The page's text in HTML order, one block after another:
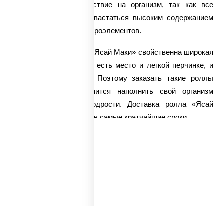
положительное воздействие на организм, так как все
ингредиенты могут похвастаться высоким содержанием
витаминов, микро- и макроэлементов.
Кроме того, для ролла «Ясай Маки» свойственна широкая
гамма вкуса, в которой есть место и легкой перчинке, и
сладости, и кислинке. Поэтому заказать такие роллы
стоит тем, кто стремится наполнить свой организм
зарядом энергии и бодрости. Доставка ролла «Ясай
Маки» осуществляется в самые кратчайшие сроки.